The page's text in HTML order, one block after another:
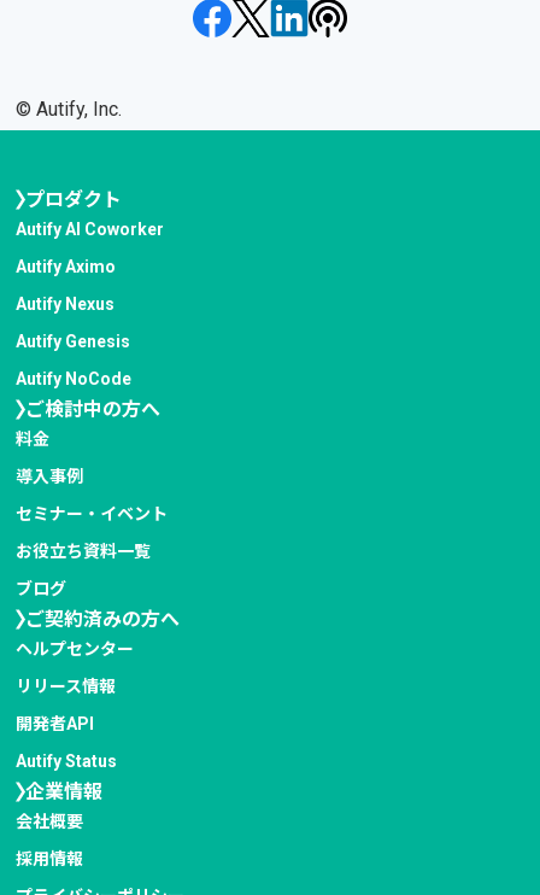
©︎ Autify, Inc.
プロダクト
Autify AI Coworker
Autify Aximo
Autify Nexus
Autify Genesis
Autify NoCode
ご検討中の方へ
料金
導入事例
セミナー・イベント
お役立ち資料一覧
ブログ
ご契約済みの方へ
ヘルプセンター
リリース情報
開発者API
Autify Status
企業情報
会社概要
採用情報